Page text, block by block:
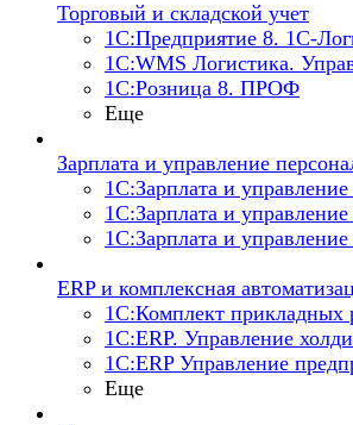
Торговый и складской учет
1С:Предприятие 8. 1С-
1С:WMS Логистика.
1С:Розница 8. ПРОФ
Еще
Зарплата и управление
1С:Зарплата и
1С:Зарплата и
1С:Зарплата и
ERP и комплексная
1С:Комплект прикладных
1С:ERP. Управление
1С:ERP Управление
Еще